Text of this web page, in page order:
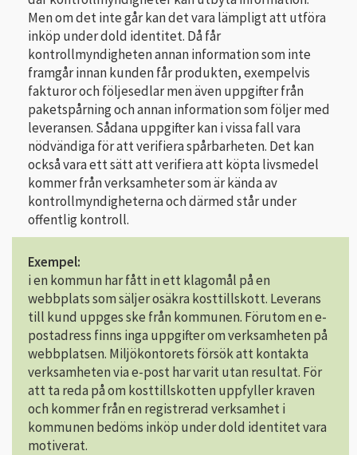
Men om det inte går kan det vara lämpligt att utföra
inköp under dold identitet. Då får
kontrollmyndigheten annan information som inte
framgår innan kunden får produkten, exempelvis
fakturor och följesedlar men även uppgifter från
paketspårning och annan information som följer med
leveransen. Sådana uppgifter kan i vissa fall vara
nödvändiga för att verifiera spårbarheten. Det kan
också vara ett sätt att verifiera att köpta livsmedel
kommer från verksamheter som är kända av
kontrollmyndigheterna och därmed står under
offentlig kontroll.
Exempel:
i en kommun har fått in ett klagomål på en
webbplats som säljer osäkra kosttillskott. Leverans
till kund uppges ske från kommunen. Förutom en e-
postadress finns inga uppgifter om verksamheten på
webbplatsen. Miljökontorets försök att kontakta
verksamheten via e-post har varit utan resultat. För
att ta reda på om kosttillskotten uppfyller kraven
och kommer från en registrerad verksamhet i
kommunen bedöms inköp under dold identitet vara
motiverat.